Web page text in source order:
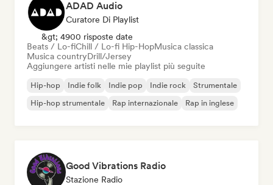
ADAD Audio
Curatore Di Playlist
&gt; 4900 risposte date
Beats / Lo-fiChill / Lo-fi Hip-HopMusica classica
Musica countryDrill/Jersey
Aggiungere artisti nelle mie playlist più seguite
Hip-hop Indie folk Indie pop Indie rock
Strumentale
Hip-hop strumentale
Rap internazionale Rap in inglese
Good Vibrations Radio
Stazione Radio